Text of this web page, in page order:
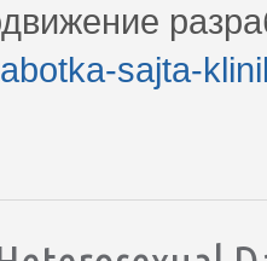
sajta-